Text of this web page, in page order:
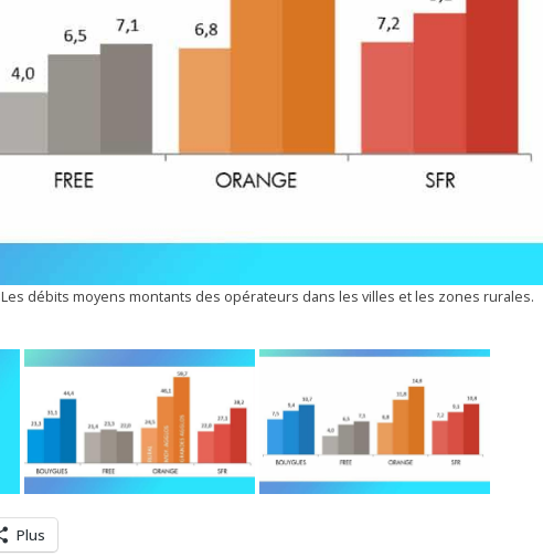
débits moyens montants des opérateurs dans les villes et les zones rurales.
Plus